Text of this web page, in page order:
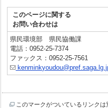
このページに関する
お問い合わせは
県民環境部 県民協働課
電話：0952-25-7374
ファックス：0952-25-7561
このマークがついているリンク